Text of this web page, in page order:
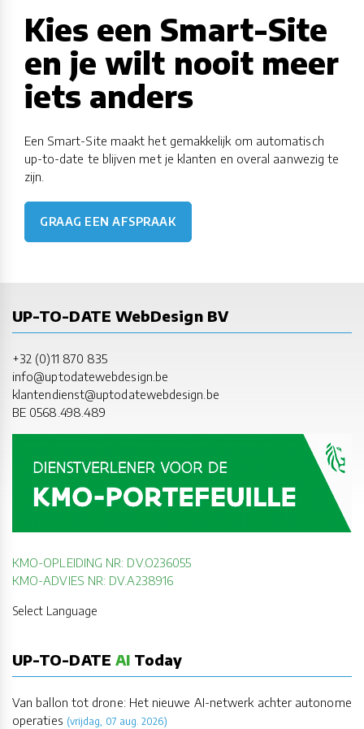
Kies een Smart-Site
en je wilt nooit meer
iets anders
Een Smart-Site maakt het gemakkelijk om automatisch
up-to-date te blijven met je klanten en overal aanwezig te
zijn.
GRAAG EEN AFSPRAAK
UP-TO-DATE WebDesign BV
+32 (0)11 870 835
info@uptodatewebdesign.be
klantendienst@uptodatewebdesign.be
BE 0568.498.489
KMO-OPLEIDING NR: DV.O236055
KMO-ADVIES NR: DV.A238916
Select Language
UP-TO-DATE AI Today
Van ballon tot drone: Het nieuwe AI-netwerk achter autonome
operaties (vrijdag, 07 aug. 2026)